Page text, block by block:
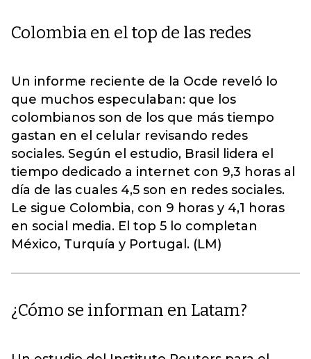
Colombia en el top de las redes
Un informe reciente de la Ocde reveló lo
que muchos especulaban: que los
colombianos son de los que más tiempo
gastan en el celular revisando redes
sociales. Según el estudio, Brasil lidera el
tiempo dedicado a internet con 9,3 horas al
día de las cuales 4,5 son en redes sociales.
Le sigue Colombia, con 9 horas y 4,1 horas
en social media. El top 5 lo completan
México, Turquía y Portugal. (LM)
¿Cómo se informan en Latam?